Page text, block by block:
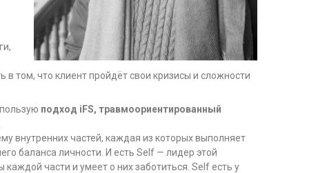
том, что клиент пройдёт свои кризисы и сложности
подход iFS, травмоориентированный
внутренних частей, каждая из которых выполняет
баланса личности. И есть Self — лидер этой
части и умеет о них заботиться. Self есть у